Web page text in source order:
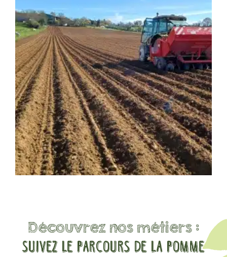
Découvrez nos métiers :
Suivez le parcours de la pomme